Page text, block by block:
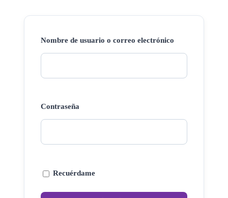
Nombre de usuario o correo electrónico
Contraseña
Recuérdame